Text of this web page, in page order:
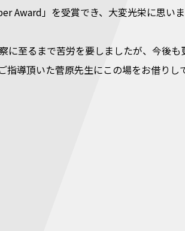
Award」を受賞でき、大変光栄に思いま
に至るまで苦労を要しましたが、今後も
指導頂いた菅原先生にこの場をお借りし